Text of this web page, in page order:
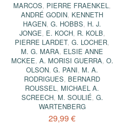
MARCOS, PIERRE FRAENKEL,
ANDRÉ GODIN, KENNETH
HAGEN,G. HOBBS, H. J.
JONGE, E. KOCH, R. KOLB,
PIERRE LARDET,G. LOCHER,
M. G. MARA, ELSIE ANNE
MCKEE, A. MORISI GUERRA, O.
OLSON,G. PANI, M. A.
RODRIGUES, BERNARD
ROUSSEL, MICHAEL A.
SCREECH, M. SOULIÉ, G.
WARTENBERG
29,99 €